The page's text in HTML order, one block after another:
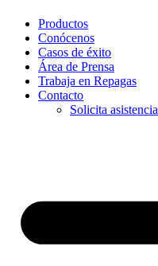
Productos
Conócenos
Casos de éxito
Área de Prensa
Trabaja en Repagas
Contacto
Solicita asistencia